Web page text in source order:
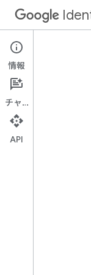
Credential
便利なユーザー
検証済みの認
情報
チャット
API